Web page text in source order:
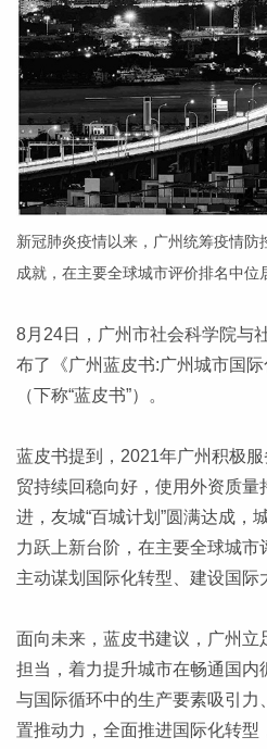
新冠肺炎疫情以来，广州统筹疫情防
成就，在主要全球城市评价排名中
8月24日，广州市社会科学院与
布了《广州蓝皮书:广州城市国际
（下称“蓝皮书”）。
蓝皮书提到，2021年广州积极
贸持续回稳向好，使用外资质
进，友城“百城计划”圆满达成，
力跃上新台阶，在主要全球城
主动谋划国际化转型、建设国际
面向未来，蓝皮书建议，广州
担当，着力提升城市在畅通国内
与国际循环中的生产要素吸引
置推动力，全面推进国际化转型